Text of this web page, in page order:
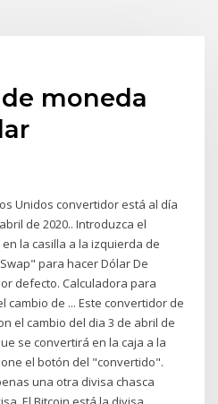
moneda
Unidos convertidor está al día
de 2020.. Introduzca el
la casilla a la izquierda de
para hacer Dólar De
defecto. Calculadora para
cambio de ... Este convertidor de
el cambio del dia 3 de abril de
se convertirá en la caja a la
el botón del "convertido".
una otra divisa chasca